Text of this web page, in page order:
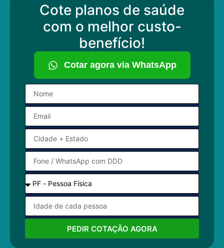
Cote planos de saúde
com o melhor custo-
benefício!
Cotar agora via WhatsApp
PEDIR COTAÇÃO AGORA